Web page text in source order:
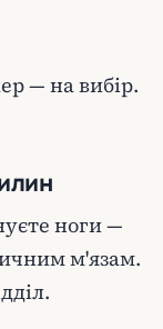
— на вибір.
ноги —
м'язам.